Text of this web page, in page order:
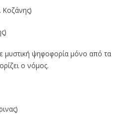
Κοζάνης)
μυστική ψηφοφορία μόνο από τα
ο νόμος.